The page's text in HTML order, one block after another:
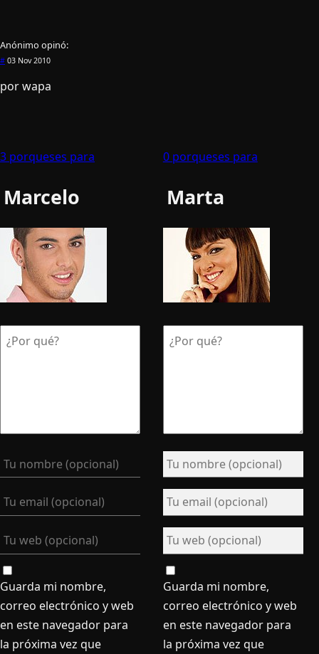
Anónimo opinó:
# 03 Nov 2010
por wapa
3 porqueses para
Marcelo
Guarda mi nombre,
correo electrónico y web
en este navegador para
la próxima vez que
0 porqueses para
Marta
Guarda mi nombre,
correo electrónico y web
en este navegador para
la próxima vez que